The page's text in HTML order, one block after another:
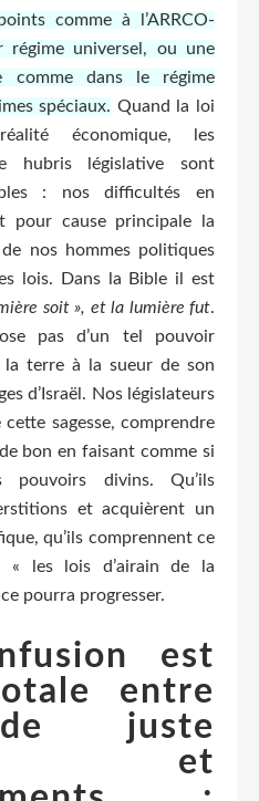
comme à l’ARRCO-
universel, ou une
comme dans le régime
spéciaux. Quand la loi
économique, les
hubris législative sont
: nos difficultés en
pour cause principale la
nos hommes politiques
lois. Dans la Bible il est
soit », et la lumière fut.
pas d’un tel pouvoir
terre à la sueur de son
d’Israël. Nos législateurs
sagesse, comprendre
bon en faisant comme si
divins. Qu’ils
et acquièrent un
qu’ils comprennent ce
« les lois d’airain de la
pourra progresser.
est
entre
juste
et